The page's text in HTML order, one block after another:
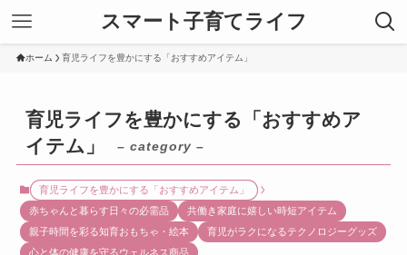
スマート子育てライフ
ホーム 育児ライフを豊かにする「おすすめアイテム」
育児ライフを豊かにする「おすすめア
イテム」
– category –
育児ライフを豊かにする「おすすめアイテム」
赤ちゃんと暮らす日々の必需品
共働き家庭に嬉しい時短アイテム
親子時間を彩る知育おもちゃ・絵本
育児がラクになるテクノロジーグッズ
心と体の健康を守るウェルネス商品